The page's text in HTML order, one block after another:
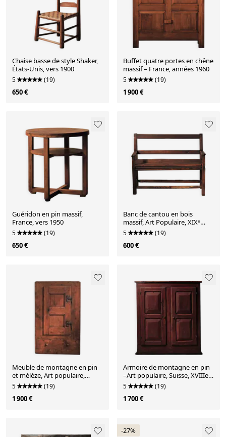
Chaise basse de style Shaker,
États-Unis, vers 1900
5 (19)
650 €
Buffet quatre portes en chêne
massif – France, années 1960
5 (19)
1 900 €
Guéridon en pin massif,
France, vers 1950
5 (19)
650 €
Banc de cantou en bois
massif, Art Populaire, XIXᵉ
siècle
5 (19)
600 €
Meuble de montagne en pin
et mélèze, Art populaire,
Savoie, XIXᵉ siècle
5 (19)
1 900 €
Armoire de montagne en pin
–Art populaire, Suisse, XVIIIe
siècle
5 (19)
1 700 €
-27%